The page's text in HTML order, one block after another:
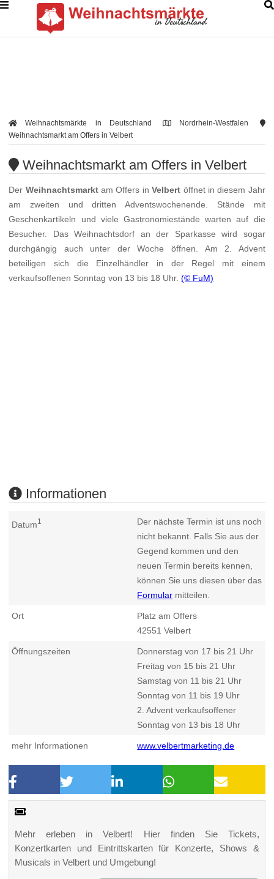
Weihnachtsmärkte in Deutschland
Nordrhein-Westfalen
Weihnachtsmarkt am Offers in Velbert
Weihnachtsmarkt am Offers in Velbert
Der Weihnachtsmarktam Offers inVelbert öffnet in diesem Jahr
am zweiten und dritten Adventswochenende. Stände mit
Geschenkartikeln und viele Gastronomiestände warten auf die
Besucher. Das Weihnachtsdorf an der Sparkasse wird sogar
durchgängig auch unter der Woche öffnen. Am 2. Advent
beteiligen sich die Einzelhändler in der Regel mit einem
verkaufsoffenen Sonntag von 13 bis 18 Uhr.(© FuM)
Informationen
Datum1
Der nächste Termin ist uns noch
nicht bekannt. Falls Sie aus der
Gegend kommen und den
neuen Termin bereits kennen,
können Sie uns diesen über das
Formular mitteilen.
Ort
Platz am Offers
42551 Velbert
Öffnungszeiten
Donnerstag von 17 bis 21 Uhr
Freitag von 15 bis 21 Uhr
Samstag von 11 bis 21 Uhr
Sonntag von 11 bis 19 Uhr
2. Advent verkaufsoffener
Sonntag von 13 bis 18 Uhr
mehr Informationen www.velbertmarketing.de
Mehr erleben in Velbert! Hier finden Sie Tickets,
Konzertkarten und Eintrittskarten für Konzerte, Shows &
Musicals in Velbert und Umgebung!